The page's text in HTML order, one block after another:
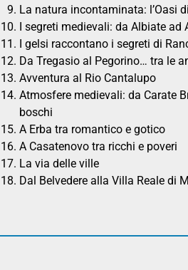
La natura incontaminata: l’Oasi
I segreti medievali: da Albiate ad
I gelsi raccontano i segreti di
Da Tregasio al Pegorino… tra le
Avventura al Rio Cantalupo
Atmosfere medievali: da Carate
boschi
A Erba tra romantico e gotico
A Casatenovo tra ricchi e poveri
La via delle ville
Dal Belvedere alla Villa Reale di